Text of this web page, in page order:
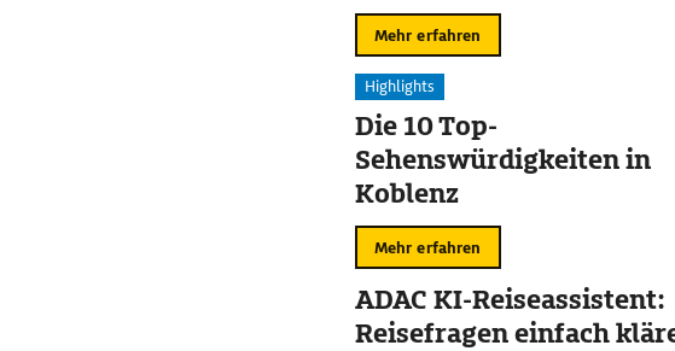
Mehr erfahren
Highlights
Die 10 Top-
Sehenswürdigkeiten in
Koblenz
Mehr erfahren
ADAC KI-Reiseassistent:
Reisefragen einfach